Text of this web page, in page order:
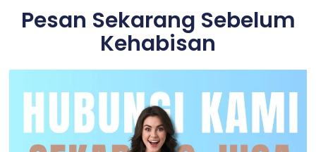
Pesan Sekarang Sebelum
Kehabisan